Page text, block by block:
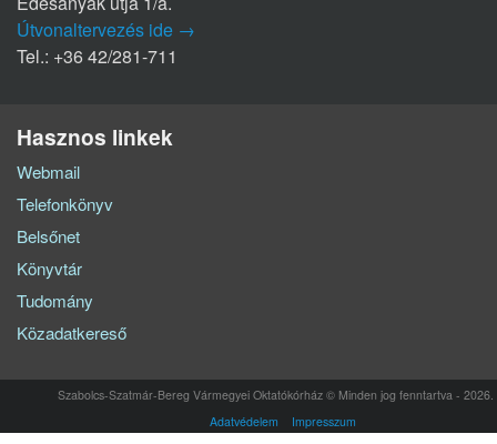
Útvonaltervezés ide →
Tel.: +36 42/281-711
Hasznos linkek
Webmail
Telefonkönyv
Belsőnet
Könyvtár
Tudomány
Közadatkereső
Szabolcs-Szatmár-Bereg Vármegyei Oktatókórház © Minden jog fenntartva - 2026.
Adatvédelem
Impresszum